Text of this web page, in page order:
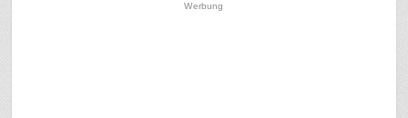
Werbung